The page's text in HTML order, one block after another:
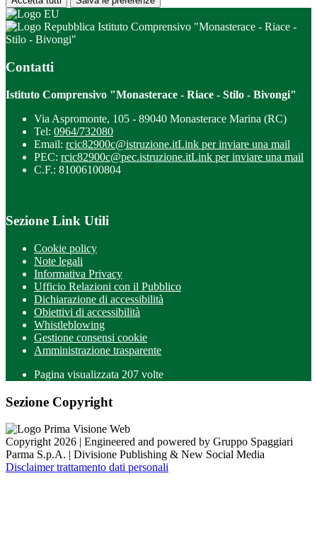
Istituto Comprensivo "Monasterace - Riace -
Stilo - Bivongi"
Contatti
Istituto Comprensivo "Monasterace - Riace - Stilo - Bivongi"
Via Aspromonte, 105 - 89040 Monasterace Marina (RC)
Tel: 0964/732080
Email: rcic82900c@istruzione.itLink per inviare una mail
PEC: rcic82900c@pec.istruzione.itLink per inviare una mail
C.F.: 81006100804
Sezione Link Utili
Cookie policy
Note legali
Informativa Privacy
Ufficio Relazioni con il Pubblico
Dichiarazione di accessibilità
Obiettivi di accessibilità
Whistleblowing
Gestione consensi cookie
Amministrazione trasparente
Pagina visualizzata 207 volte
Sezione Copyright
Copyright 2026 | Engineered and powered by Gruppo Spaggiari
Parma S.p.A. | Divisione Publishing & New Social Media
Disclaimer trattamento dati personali